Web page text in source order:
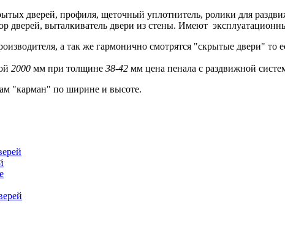
дверей, профиля, щеточный уплотнитель, ролики для
дверей, выталкиватель двери из стены. Имеют
а так же гармонично смотрятся "скрытые двери" то
2000 мм при толщине 38-42 мм цена пенала с раздвижной
"карман" по ширине и высоте.